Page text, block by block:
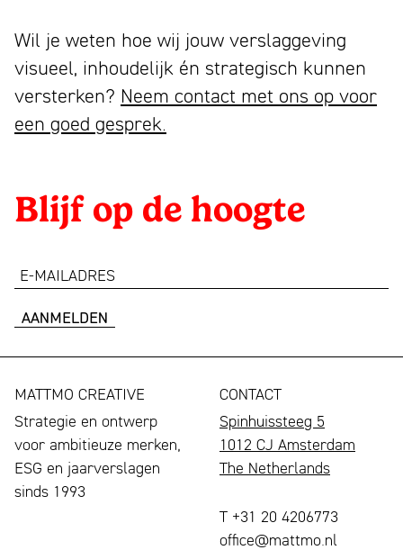
Wil je weten hoe wij jouw verslaggeving
visueel, inhoudelijk én strategisch kunnen
versterken? Neem contact met ons op voor
een goed gesprek.
Blijf op de hoogte
e-
MATTMO CREATIVE
Strategie en ontwerp
voor ambitieuze merken,
ESG en jaarverslagen
sinds 1993
CONTACT
Spinhuissteeg 5
1012 CJ Amsterdam
The Netherlands
T +31 20 4206773
office@mattmo.nl